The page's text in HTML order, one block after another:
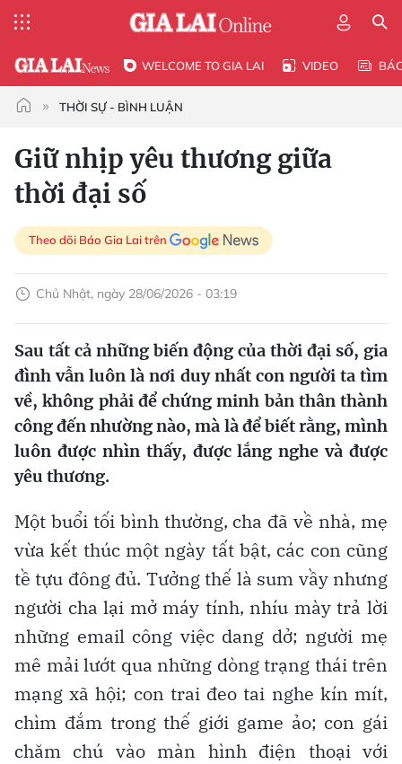
WELCOME TO GIA LAI VIDEO
THỜI SỰ - BÌNH LUẬN
Giữ nhịp yêu thương giữa
thời đại số
Theo dõi Báo Gia Lai trên
Chủ Nhật, ngày 28/06/2026 - 03:19
Sau tất cả những biến động của thời đại số, gia
đình vẫn luôn là nơi duy nhất con người ta tìm
về, không phải để chứng minh bản thân thành
công đến nhường nào, mà là để biết rằng, mình
luôn được nhìn thấy, được lắng nghe và được
yêu thương.
Một buổi tối bình thường, cha đã về nhà, mẹ
vừa kết thúc một ngày tất bật, các con cũng
tề tựu đông đủ. Tưởng thế là sum vầy nhưng
người cha lại mở máy tính, nhíu mày trả lời
những email công việc dang dở; người mẹ
mê mải lướt qua những dòng trạng thái trên
mạng xã hội; con trai đeo tai nghe kín mít,
chìm đắm trong thế giới game ảo; con gái
chăm chú vào màn hình điện thoại với